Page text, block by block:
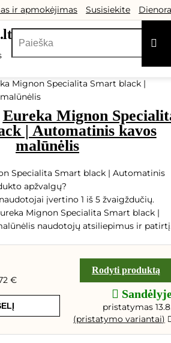
ir apmokėjimas Susisiekite
prekyba Dovanų kuponai
.lt
Eureka Mignon
| Automatinis kavos
malūnėlis
Specialita Smart black | Automatinis
apžvalgų?
įvertino 1 iš 5 žvaigždučių.
Mignon Specialita Smart black |
naudotojų atsiliepimus ir
€
Rodyti produktą
pristatymas
(pristatymo variantai)